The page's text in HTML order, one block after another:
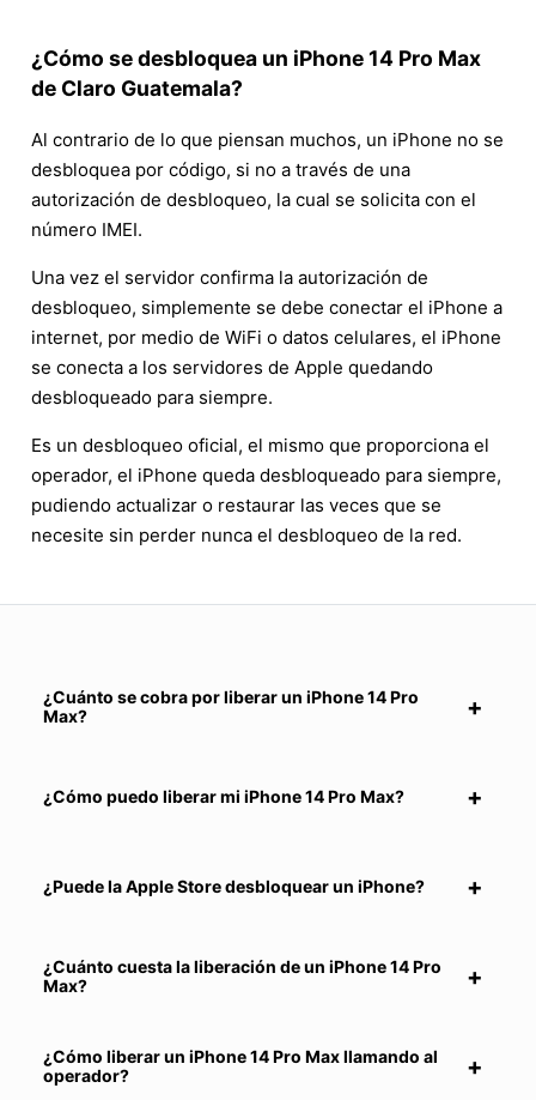
¿Cómo se desbloquea un iPhone 14 Pro Max
de Claro Guatemala?
Al contrario de lo que piensan muchos, un iPhone no se
desbloquea por código, si no a través de una
autorización de desbloqueo, la cual se solicita con el
número IMEI.
Una vez el servidor confirma la autorización de
desbloqueo, simplemente se debe conectar el iPhone a
internet, por medio de WiFi o datos celulares, el iPhone
se conecta a los servidores de Apple quedando
desbloqueado para siempre.
Es un desbloqueo oficial, el mismo que proporciona el
operador, el iPhone queda desbloqueado para siempre,
pudiendo actualizar o restaurar las veces que se
necesite sin perder nunca el desbloqueo de la red.
¿Cuánto se cobra por liberar un iPhone 14 Pro
Max?
¿Cómo puedo liberar mi iPhone 14 Pro Max?
¿Puede la Apple Store desbloquear un iPhone?
¿Cuánto cuesta la liberación de un iPhone 14 Pro
Max?
¿Cómo liberar un iPhone 14 Pro Max llamando al
operador?